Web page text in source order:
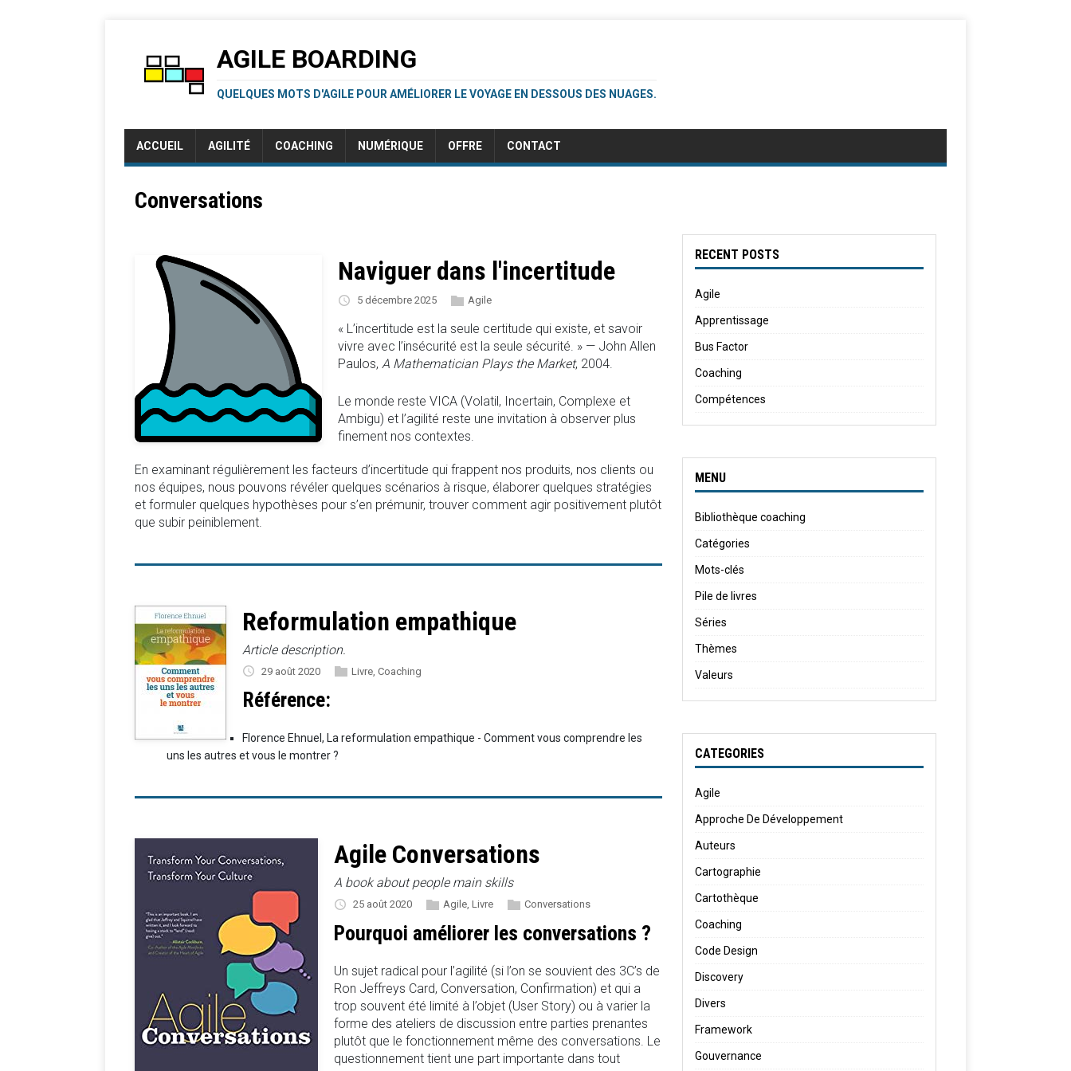
AGILE BOARDING
QUELQUES MOTS D'AGILE POUR AMÉLIORER LE VOYAGE EN DESSOUS DES NUAGES.
ACCUEIL AGILITÉ COACHING NUMÉRIQUE OFFRE CONTACT
Conversations
Naviguer dans l'incertitude
5 décembre 2025 Agile
« L’incertitude est la seule certitude qui existe, et savoir
vivre avec l’insécurité est la seule sécurité. » — John Allen
Paulos, A Mathematician Plays the Market, 2004.
Le monde reste VICA (Volatil, Incertain, Complexe et
Ambigu) et l’agilité reste une invitation à observer plus
finement nos contextes.
En examinant régulièrement les facteurs d’incertitude qui frappent nos produits, nos clients ou
nos équipes, nous pouvons révéler quelques scénarios à risque, élaborer quelques stratégies
et formuler quelques hypothèses pour s’en prémunir, trouver comment agir positivement plutôt
que subir peiniblement.
Reformulation empathique
Article description.
29 août 2020 Livre Coaching
Référence:
Florence Ehnuel, La reformulation empathique - Comment vous comprendre les
uns les autres et vous le montrer ?
Agile Conversations
A book about people main skills
25 août 2020 Agile Livre Conversations
Pourquoi améliorer les conversations ?
Un sujet radical pour l’agilité (si l’on se souvient des 3C’s de
Ron Jeffreys Card, Conversation, Confirmation) et qui a
trop souvent été limité à l’objet (User Story) ou à varier la
forme des ateliers de discussion entre parties prenantes
plutôt que le fonctionnement même des conversations. Le
questionnement tient une part importante dans tout
RECENT POSTS
Agile
Apprentissage
Bus Factor
Coaching
Compétences
MENU
Bibliothèque coaching
Catégories
Mots-clés
Pile de livres
Séries
Thèmes
Valeurs
CATEGORIES
Agile
Approche De Développement
Auteurs
Cartographie
Cartothèque
Coaching
Code Design
Discovery
Divers
Framework
Gouvernance